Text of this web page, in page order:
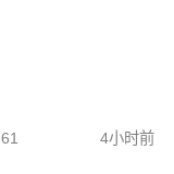
4小时前